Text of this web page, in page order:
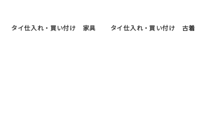
タイ仕入れ・買い付け 家具 タイ仕入れ・買い付け 古着